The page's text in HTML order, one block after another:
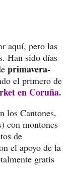
aquí, pero las
Han sido días
primavera-
el primero de
en Coruña.
los Cantones,
con montones
de
el apoyo de la
gratis